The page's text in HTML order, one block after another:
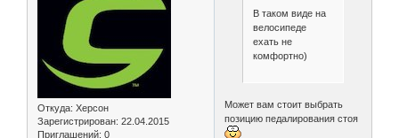
Откуда: Херсон
Зарегистрирован: 22.04.2015
Приглашений: 0
В таком виде на
велосипеде
ехать не
комфортно)
Может вам стоит выбрать
позицию педалирования стоя